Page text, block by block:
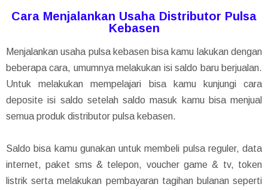
Cara Menjalankan Usaha Distributor Pulsa
Kebasen
Menjalankan usaha pulsa kebasen bisa kamu lakukan dengan
beberapa cara, umumnya melakukan isi saldo baru berjualan.
Untuk melakukan mempelajari bisa kamu kunjungi cara
deposite isi saldo setelah saldo masuk kamu bisa menjual
semua produk distributor pulsa kebasen.
Saldo bisa kamu gunakan untuk membeli pulsa reguler, data
internet, paket sms & telepon, voucher game & tv, token
listrik serta melakukan pembayaran tagihan bulanan seperti